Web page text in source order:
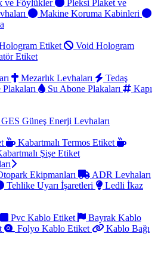
ve Föylükler
Pleksi Plaket ve
Makine Koruma Kabinleri
Etiket
Void Hologram
Etiket
Mezarlık Levhaları
Tedaş
Su Abone Plakaları
Kapı
GES Güneş Enerji Levhaları
Kabartmalı Termos Etiket
Şişe Etiket
Ekipmanları
ADR Levhaları
Tehlike Uyarı İşaretleri
Ledli İkaz
Pvc Kablo Etiket
Bayrak Kablo
Folyo Kablo Etiket
Kablo Bağı